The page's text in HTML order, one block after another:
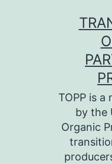
TOPP is a
by the
Organic